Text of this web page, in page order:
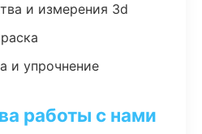
и измерения 3d
и упрочнение
работы с нами